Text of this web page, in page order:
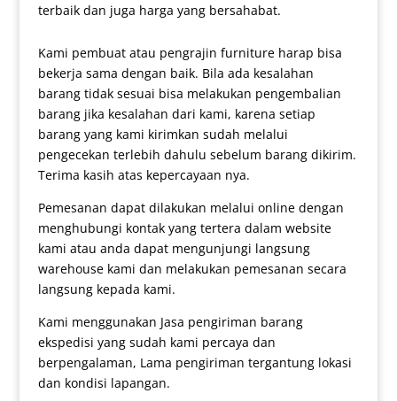
terbaik dan juga harga yang bersahabat.
Kami pembuat atau pengrajin furniture harap bisa
bekerja sama dengan baik. Bila ada kesalahan
barang tidak sesuai bisa melakukan pengembalian
barang jika kesalahan dari kami, karena setiap
barang yang kami kirimkan sudah melalui
pengecekan terlebih dahulu sebelum barang dikirim.
Terima kasih atas kepercayaan nya.
Pemesanan dapat dilakukan melalui online dengan
menghubungi kontak yang tertera dalam website
kami atau anda dapat mengunjungi langsung
warehouse kami dan melakukan pemesanan secara
langsung kepada kami.
Kami menggunakan Jasa pengiriman barang
ekspedisi yang sudah kami percaya dan
berpengalaman, Lama pengiriman tergantung lokasi
dan kondisi lapangan.